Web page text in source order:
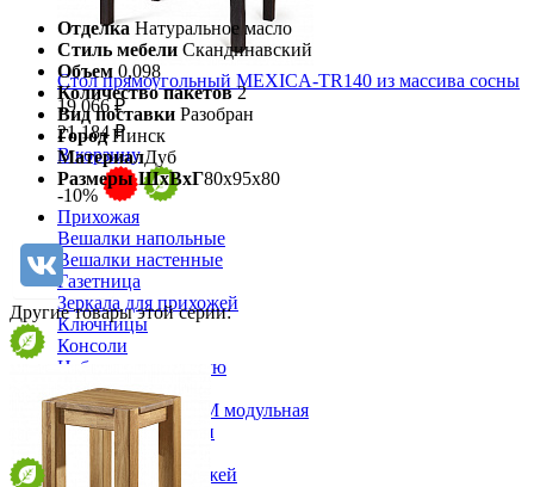
Стол прямоугольный MEXICA-TR140 из массива сосны
19 066 ₽
21 184 ₽
В корзину
-10%
Прихожая
Вешалки напольные
Вешалки настенные
Газетница
Зеркала для прихожей
Ключницы
Консоли
Наборы в прихожую
Обувницы
Прихожая Вилия-М модульная
Скамьи и банкетки
Тумбы и комоды
Шкафы для прихожей
Отделка Натуральное масло
Стиль мебели Скандинавский
Объем 0,098
Количество пакетов 2
Вид поставки Разобран
Город Пинск
МатериалДуб
Размеры ШхВхГ80х95х80
Другие товары этой серии: